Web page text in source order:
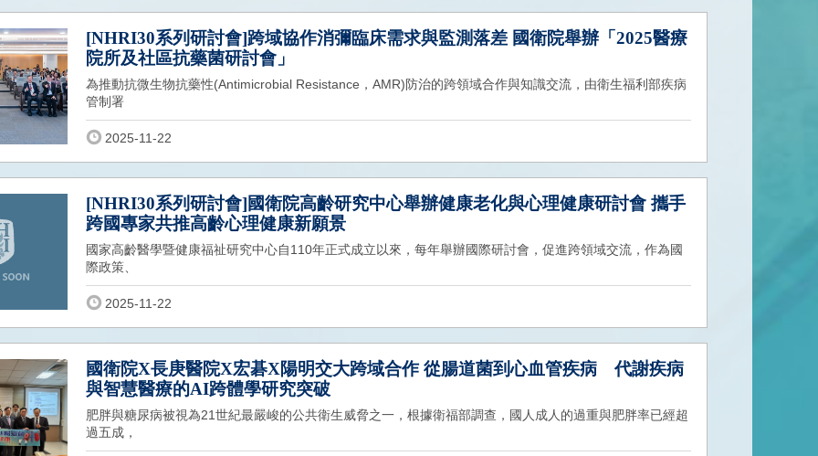
[NHRI30系列研討會]跨域協作消彌臨床需求與監測落差 國衛院舉辦「2025醫療
院所及社區抗藥菌研討會」
為推動抗微生物抗藥性(Antimicrobial Resistance，AMR)防治的跨領域合作與知識交流，由衛生福利部疾病
管制署
2025-11-22
[NHRI30系列研討會]國衛院高齡研究中心舉辦健康老化與心理健康研討會 攜手
跨國專家共推高齡心理健康新願景
國家高齡醫學暨健康福祉研究中心自110年正式成立以來，每年舉辦國際研討會，促進跨領域交流，作為國
際政策、
2025-11-22
國衛院X長庚醫院X宏碁X陽明交大跨域合作 從腸道菌到心血管疾病 代謝疾病
與智慧醫療的AI跨體學研究突破
肥胖與糖尿病被視為21世紀最嚴峻的公共衛生威脅之一，根據衛福部調查，國人成人的過重與肥胖率已經超
過五成，